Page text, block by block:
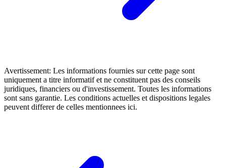
Avertissement: Les informations fournies sur cette page sont
uniquement a titre informatif et ne constituent pas des conseils
juridiques, financiers ou d'investissement. Toutes les informations
sont sans garantie. Les conditions actuelles et dispositions legales
peuvent differer de celles mentionnees ici.